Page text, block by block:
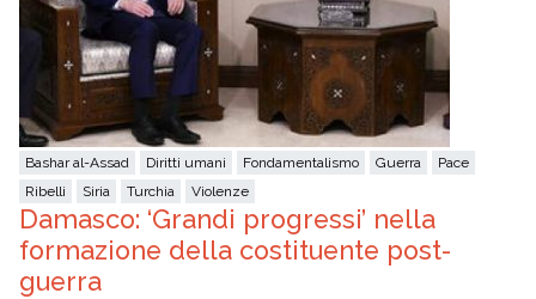
Bashar al-Assad Diritti umani Fondamentalismo Guerra
Pace
Ribelli
Siria Turchia Violenze
Damasco: ‘Grandi progressi’ nella
formazione della costituente post-
guerra